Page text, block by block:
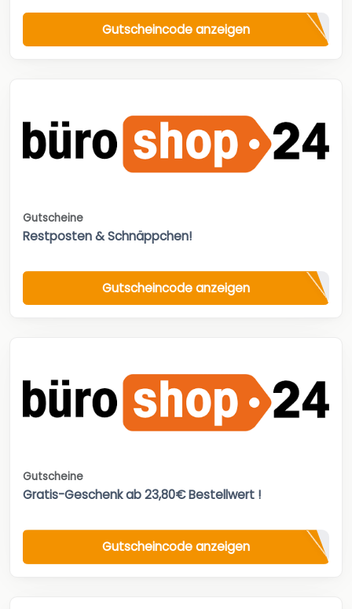
Gutscheincode anzeigen
Gutscheine
Restposten & Schnäppchen!
Gutscheincode anzeigen
Gutscheine
Gratis-Geschenk ab 23,80€ Bestellwert !
Gutscheincode anzeigen